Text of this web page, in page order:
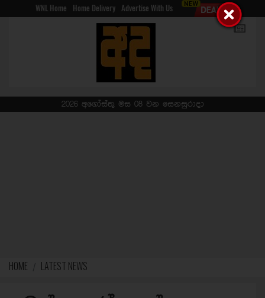
WNL Home Home Delivery Advertise With Us
2026 අගෝස්තු මස 08 වන සෙනසුරාදා
HOME LATEST NEWS